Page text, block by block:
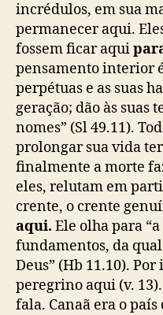
incrédulos, em sua
permanecer aqui.
fossem ficar aqui
pensamento interior é
perpétuas e as suas
geração; dão às suas
nomes” (Sl 49.11).
prolongar sua vida
finalmente a morte
eles, relutam em
crente, o crente
aqui. Ele olha para
fundamentos, da
Deus” (Hb 11.10).
peregrino aqui (v.
fala. Canaã era o